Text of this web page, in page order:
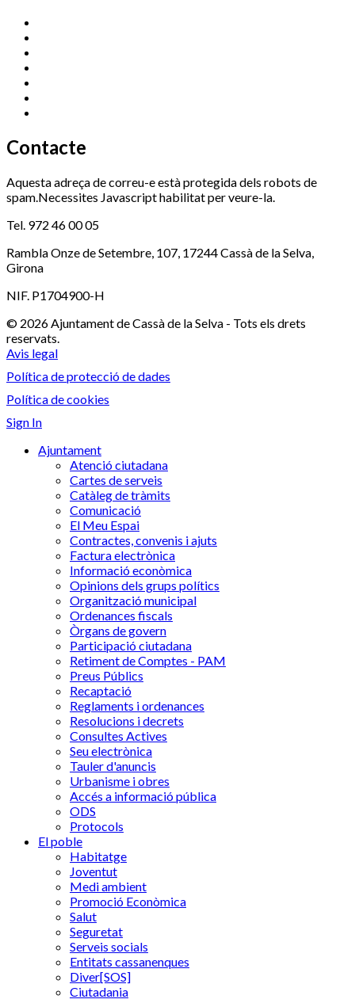
Contacte
Aquesta adreça de correu-e està protegida dels robots de
spam.Necessites Javascript habilitat per veure-la.
Tel. 972 46 00 05
Rambla Onze de Setembre, 107, 17244 Cassà de la Selva,
Girona
NIF. P1704900-H
© 2026 Ajuntament de Cassà de la Selva - Tots els drets
reservats.
Avis legal
Política de protecció de dades
Política de cookies
Sign In
Ajuntament
Atenció ciutadana
Cartes de serveis
Catàleg de tràmits
Comunicació
El Meu Espai
Contractes, convenis i ajuts
Factura electrònica
Informació econòmica
Opinions dels grups polítics
Organització municipal
Ordenances fiscals
Òrgans de govern
Participació ciutadana
Retiment de Comptes - PAM
Preus Públics
Recaptació
Reglaments i ordenances
Resolucions i decrets
Consultes Actives
Seu electrònica
Tauler d'anuncis
Urbanisme i obres
Accés a informació pública
ODS
Protocols
El poble
Habitatge
Joventut
Medi ambient
Promoció Econòmica
Salut
Seguretat
Serveis socials
Entitats cassanenques
Diver[SOS]
Ciutadania